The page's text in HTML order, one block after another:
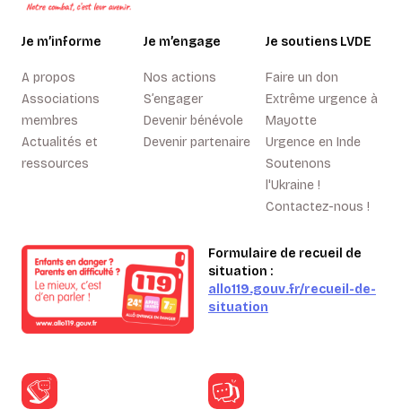
Je m’informe
A propos
Associations
membres
Actualités et
ressources
Je m’engage
Nos actions
S’engager
Devenir bénévole
Devenir partenaire
Je soutiens LVDE
Faire un don
Extrême urgence à
Mayotte
Urgence en Inde
Soutenons
l'Ukraine !
Contactez-nous !
Formulaire de recueil de
situation :
allo119.gouv.fr/recueil-de-
situation